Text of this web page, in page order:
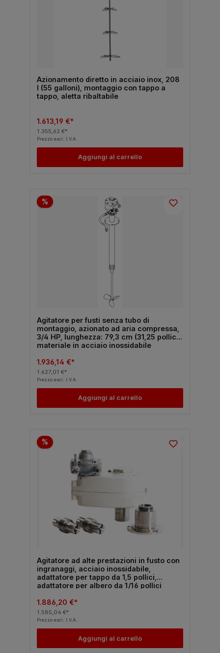
Azionamento diretto in acciaio inox, 208
l (55 galloni), montaggio con tappo a
tappo, aletta ribaltabile
1.613,19 €*
1.355,62 €*
Prezzo escl. I.V.A.
Aggiungi al carrello
%
Agitatore per fusti senza tubo di
montaggio, azionato ad aria compressa,
3/4 HP, lunghezza: 79,3 cm (31,25 pollici),
materiale in acciaio inossidabile
1.936,14 €*
1.627,01 €*
Prezzo escl. I.V.A.
Aggiungi al carrello
%
Agitatore ad alte prestazioni in fusto con
ingranaggi, acciaio inossidabile,
adattatore per tappo da 1,5 pollici,
adattatore per albero da 1/16 pollici
1.886,20 €*
1.585,04 €*
Prezzo escl. I.V.A.
Aggiungi al carrello